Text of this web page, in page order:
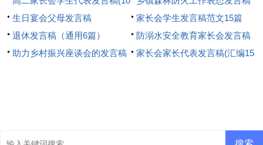
篇)
（通用8篇）
生日宴会父母发言稿
家长会学生发言稿范文15篇
退休发言稿（通用6篇）
防溺水安全教育家长会发言稿
（精选10篇）
助力乡村振兴座谈会的发言稿
家长会家长代表发言稿(汇编15